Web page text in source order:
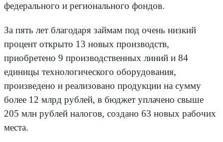
федерального и регионального фондов.
За пять лет благодаря займам под очень низкий
процент открыто 13 новых производств,
приобретено 9 производственных линий и 84
единицы технологического оборудования,
произведено и реализовано продукции на сумму
более 12 млрд рублей, в бюджет уплачено свыше
205 млн рублей налогов, создано 63 новых рабочих
места.